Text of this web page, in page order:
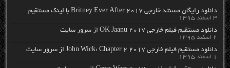
دانلود رایگان مسنتد خارجی Britney Ever After 2017 با لینک مستقیم
۳ اسفند ۱۳۹۵
دانلود مستقیم فیلم خارجی OK Jaanu 2017 از سرور سایت
۲ اسفند ۱۳۹۵
دانلود مستقیم فیلم خارجی John Wick: Chapter 2 2017 از سرور سایت
۱ اسفند ۱۳۹۵